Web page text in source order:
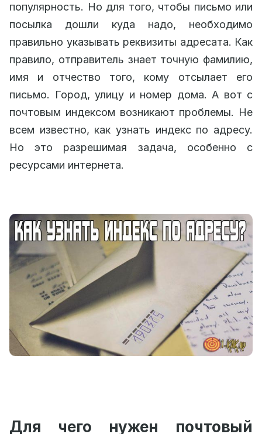
популярность. Но для того, чтобы письмо или
посылка дошли куда надо, необходимо
правильно указывать реквизиты адресата. Как
правило, отправитель знает точную фамилию,
имя и отчество того, кому отсылает его
письмо. Город, улицу и номер дома. А вот с
почтовым индексом возникают проблемы. Не
всем известно, как узнать индекс по адресу.
Но это разрешимая задача, особенно с
ресурсами интернета.
Для чего нужен почтовый